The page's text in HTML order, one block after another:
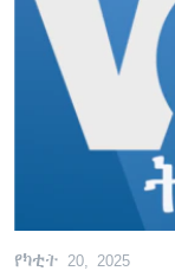
የካቲት 20, 2025